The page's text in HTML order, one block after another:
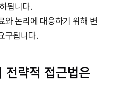
됩니다.
와 논리에 대응하기 위해 변
구됩니다.
전략적 접근법은